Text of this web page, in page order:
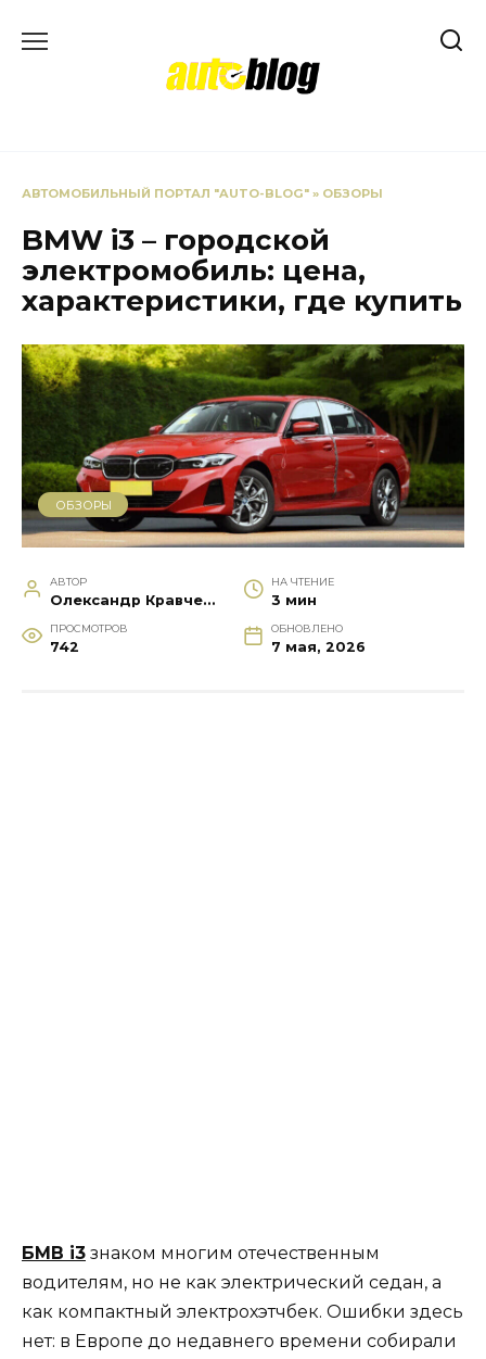
АВТОМОБИЛЬНЫЙ ПОРТАЛ "AUTO-BLOG" » ОБЗОРЫ
BMW i3 – городской
электромобиль: цена,
характеристики, где купить
ОБЗОРЫ
АВТОР
Олександр Кравченко
НА ЧТЕНИЕ
3 мин
ПРОСМОТРОВ
742
ОБНОВЛЕНО
7 мая, 2026
БМВ і3 знаком многим отечественным
водителям, но не как электрический седан, а
как компактный электрохэтчбек. Ошибки здесь
нет: в Европе до недавнего времени собирали